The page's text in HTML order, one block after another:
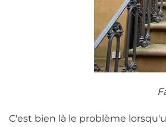
C'est bien là le problème